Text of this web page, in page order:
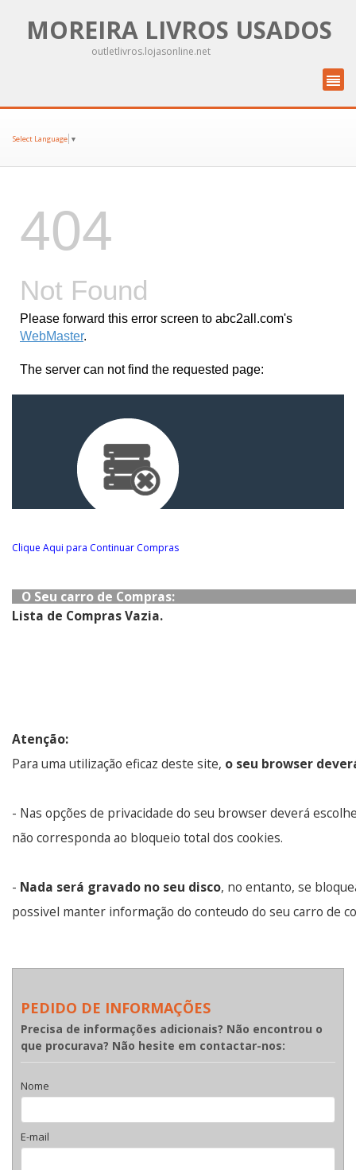
MOREIRA LIVROS USADOS
outletlivros.lojasonline.net
Select Language ▼
Clique Aqui para Continuar Compras
O Seu carro de Compras:
Lista de Compras Vazia.
Atenção:
Para uma utilização eficaz deste site, o seu browser
- Nas opções de privacidade do seu browser deverá
não corresponda ao bloqueio total dos cookies.
- Nada será gravado no seu disco, no entanto, se
possivel manter informação do conteudo do seu carro de
PEDIDO DE INFORMAÇÕES
Precisa de informações adicionais? Não encontrou o
que procurava? Não hesite em contactar-nos:
Nome
E-mail